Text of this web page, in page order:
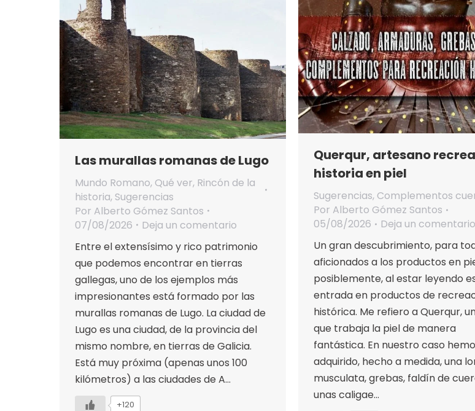
Las murallas romanas de Lugo
Mundo Romano, Qué ver, Rincón de la
historia, Sugerencias
Por Alberto Gómez Santos
07/08/2026
Deja un comentario
Entre el extensísimo y rico patrimonio
que podemos encontrar en tierras
gallegas, uno de los ejemplos más
impresionantes está formado por las
murallas romanas de Lugo. La ciudad de
Lugo es una ciudad, de la provincia del
mismo nombre, en tierras de Galicia.
Está muy próxima (apenas unos 100
kilómetros) a las ciudades de A…
+120
Querqur, artesano
historia en piel
Sugerencias, Complementos
Por Alberto Gómez Santos
05/08/2026
Deja un comentario
Un gran descubrimiento, para
aficionados a los productos en
posiblemente, al estar leyendo
entrada en productos de
histórica. Me refiero a Querqur,
que trabaja la piel de manera
fantástica. En nuestro caso
adquirido, hecho a medida, una
musculata, grebas, faldín de
unas caligae…